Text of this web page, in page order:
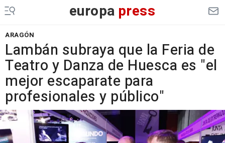
europa press
ARAGÓN
Lambán subraya que la Feria de
Teatro y Danza de Huesca es "el
mejor escaparate para
profesionales y público"